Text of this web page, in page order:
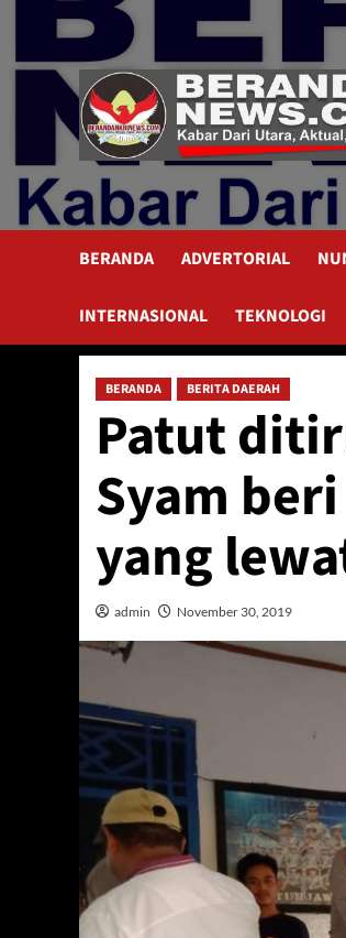
content
BERANDA ADVERTORIAL
INTERNASIONAL TEKNOLOGI
BERANDA BERITA DAERAH
Patut
Syam
yang
admin November 30, 2019